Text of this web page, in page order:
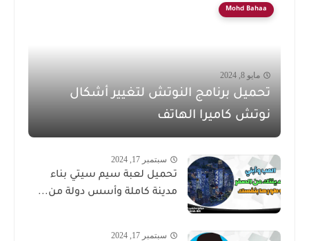
Mohd Bahaa
مايو 8, 2024
تحميل برنامج النوتش لتغيير أشكال
نوتش كاميرا الهاتف
سبتمبر 17, 2024
تحميل لعبة سيم سيتي بناء
مدينة كاملة وأسس دولة من...
سبتمبر 17, 2024